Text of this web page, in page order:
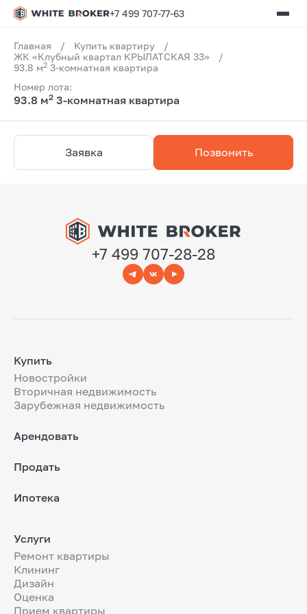
+7 499 707-77-63
Главная / Купить квартиру
/
ЖК «Клубный квартал КРЫЛАТСКАЯ 33»
/
93.8 м2 3-комнатная квартира
Номер лота:
93.8 м2 3-комнатная квартира
Заявка Позвонить
+7 499 707-28-28
Купить
Новостройки
Вторичная недвижимость
Зарубежная недвижимость
Арендовать
Продать
Ипотека
Услуги
Ремонт квартиры
Клининг
Дизайн
Оценка
Прием квартиры